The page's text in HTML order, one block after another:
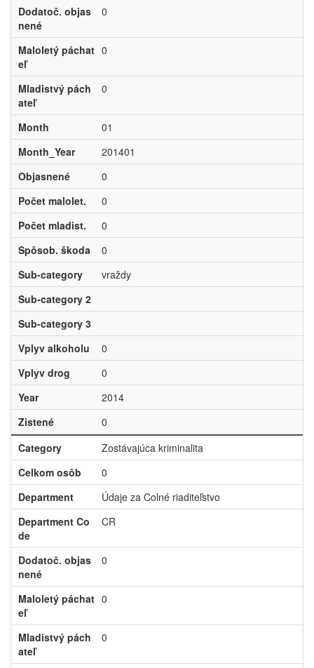
Dodatoč. objas
nené
0
Maloletý páchat
eľ
0
Mladistvý pách
ateľ
0
Month
01
Month_Year
201401
Objasnené
0
Počet malolet.
0
Počet mladist.
0
Spôsob. škoda
0
Sub-category
vraždy
Sub-category 2
Sub-category 3
Vplyv alkoholu
0
Vplyv drog
0
Year
2014
Zistené
0
Category
Zostávajúca kriminalita
Celkom osôb
0
Department
Údaje za Colné riaditeľstvo
Department Co
de
CR
Dodatoč. objas
nené
0
Maloletý páchat
eľ
0
Mladistvý pách
ateľ
0